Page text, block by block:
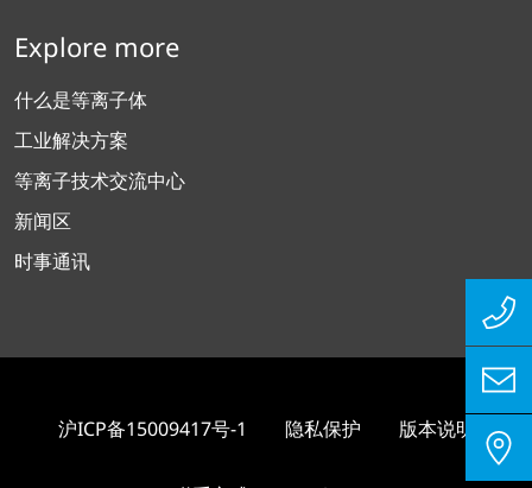
Explore more
什么是等离子体
工业解决方案
等离子技术交流中心
新闻区
时事通讯
沪ICP备15009417号-1 隐私保护 版本说明